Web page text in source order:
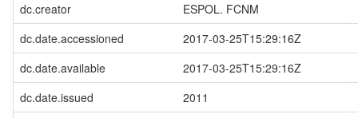
dc.creator
ESPOL. FCNM
dc.date.accessioned
2017-03-25T15:29:16Z
dc.date.available
2017-03-25T15:29:16Z
dc.date.issued
2011